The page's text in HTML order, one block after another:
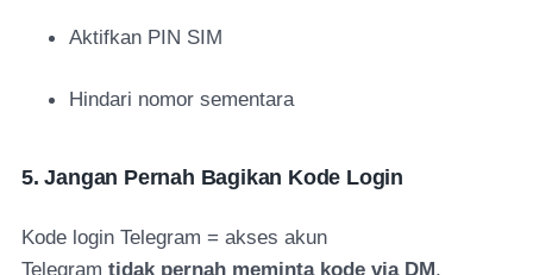
Aktifkan PIN SIM
Hindari nomor sementara
5. Jangan Pernah Bagikan Kode Login
Kode login Telegram = akses akun
Telegram tidak pernah meminta kode via DM.